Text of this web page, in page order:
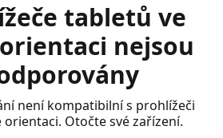
tabletů ve
nejsou
není kompatibilní s prohlížeči
orientaci. Otočte své zařízení.